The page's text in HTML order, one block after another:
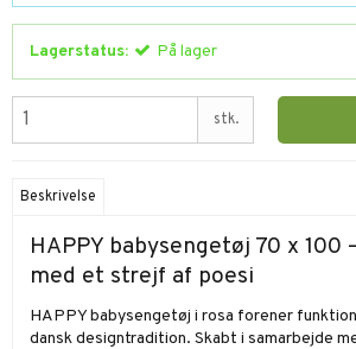
Lagerstatus: På lager
stk.
Beskrivelse
HAPPY babysengetøj 70 x 100
med et strejf af poesi
HAPPY babysengetøj i rosa forener
dansk designtradition. Skabt i samarbejde